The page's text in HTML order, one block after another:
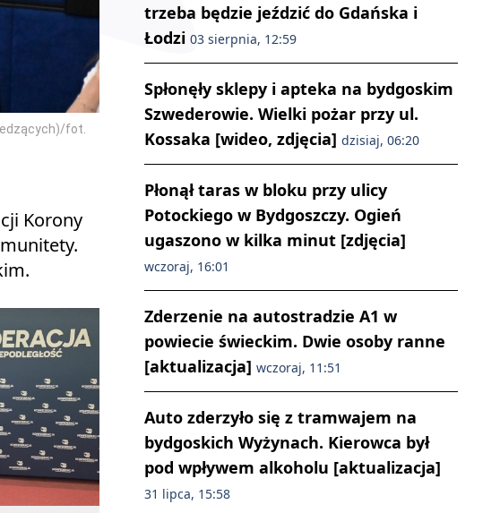
fot.
Korony
trzeba będzie jeździć do Gdańska i
Łodzi 03 sierpnia, 12:59
Spłonęły sklepy i apteka na bydgoskim
Szwederowie. Wielki pożar przy ul.
Kossaka [wideo, zdjęcia] dzisiaj, 06:20
Płonął taras w bloku przy ulicy
Potockiego w Bydgoszczy. Ogień
ugaszono w kilka minut [zdjęcia]
wczoraj, 16:01
Zderzenie na autostradzie A1 w
powiecie świeckim. Dwie osoby ranne
[aktualizacja] wczoraj, 11:51
Auto zderzyło się z tramwajem na
bydgoskich Wyżynach. Kierowca był
pod wpływem alkoholu [aktualizacja]
31 lipca, 15:58